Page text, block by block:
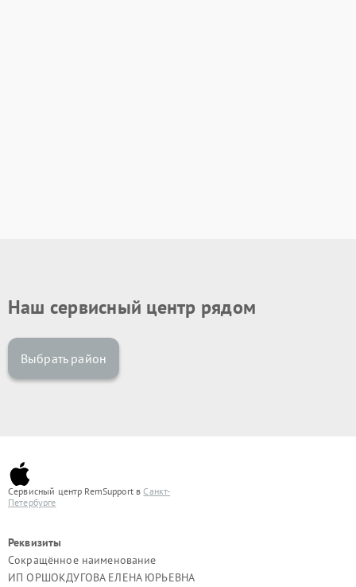
Наш сервисный центр рядом
Выбрать район
Сервисный центр RemSupport вСанкт-
Петербурге
Реквизиты
Сокращённое наименование
ИП ОРШОКДУГОВА ЕЛЕНА ЮРЬЕВНА